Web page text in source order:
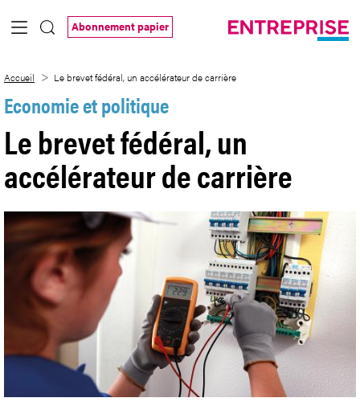
Saut au contenu principal
Abonnement papier
Accueil Le brevet fédéral, un accélérateur de carrière
Economie et politique
Le brevet fédéral, un
accélérateur de carrière